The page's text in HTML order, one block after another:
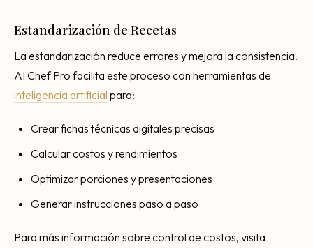
Estandarización de Recetas
La estandarización reduce errores y mejora la consistencia.
AI Chef Pro facilita este proceso con herramientas de
inteligencia artificial para:
Crear fichas técnicas digitales precisas
Calcular costos y rendimientos
Optimizar porciones y presentaciones
Generar instrucciones paso a paso
Para más información sobre control de costos, visita